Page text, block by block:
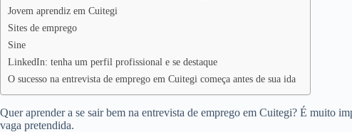
Jovem aprendiz em Cuitegi
Sites de emprego
Sine
LinkedIn: tenha um perfil profissional e se destaque
O sucesso na entrevista de emprego em Cuitegi começa antes de sua ida
Quer aprender a se sair bem na entrevista de emprego em Cuitegi? É muito
vaga pretendida.